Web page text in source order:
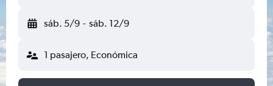
sáb. 5/9 - sáb. 12/9
1 pasajero, Económica